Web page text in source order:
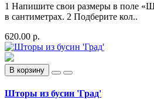
1 Напишите свои размеры в
в сантиметрах. 2 Подберите кол..
620.00 р.
В корзину
Шторы из бусин 'Град'